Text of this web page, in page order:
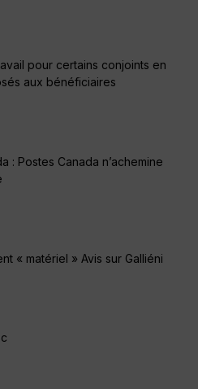
pour certains conjoints en
aux bénéficiaires
: Postes Canada n’achemine
« matériel » Avis sur Galliéni